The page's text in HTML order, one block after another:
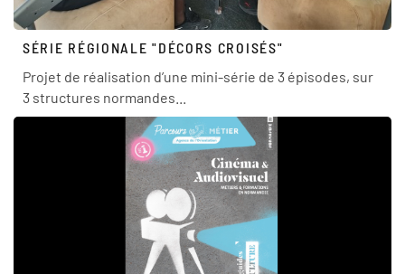
SÉRIE RÉGIONALE "DÉCORS CROISÉS"
Projet de réalisation d’une mini-série de 3 épisodes, sur
3 structures normandes...